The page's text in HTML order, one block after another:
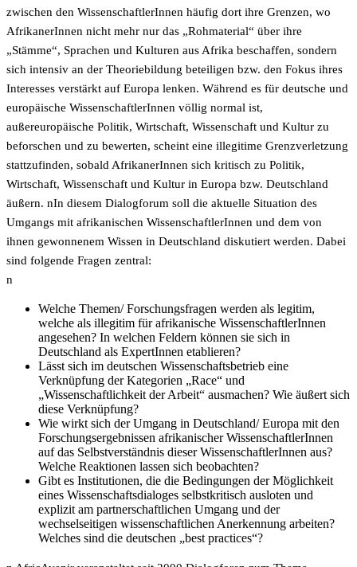
zwischen den WissenschaftlerInnen häufig dort ihre Grenzen, wo
AfrikanerInnen nicht mehr nur das „Rohmaterial“ über ihre
„Stämme“, Sprachen und Kulturen aus Afrika beschaffen, sondern
sich intensiv an der Theoriebildung beteiligen bzw. den Fokus ihres
Interesses verstärkt auf Europa lenken. Während es für deutsche und
europäische WissenschaftlerInnen völlig normal ist,
außereuropäische Politik, Wirtschaft, Wissenschaft und Kultur zu
beforschen und zu bewerten, scheint eine illegitime Grenzverletzung
stattzufinden, sobald AfrikanerInnen sich kritisch zu Politik,
Wirtschaft, Wissenschaft und Kultur in Europa bzw. Deutschland
äußern. nIn diesem Dialogforum soll die aktuelle Situation des
Umgangs mit afrikanischen WissenschaftlerInnen und dem von
ihnen gewonnenem Wissen in Deutschland diskutiert werden. Dabei
sind folgende Fragen zentral:
n
Welche Themen/ Forschungsfragen werden als legitim,
welche als illegitim für afrikanische WissenschaftlerInnen
angesehen? In welchen Feldern können sie sich in
Deutschland als ExpertInnen etablieren?
Lässt sich im deutschen Wissenschaftsbetrieb eine
Verknüpfung der Kategorien „Race“ und
„Wissenschaftlichkeit der Arbeit“ ausmachen? Wie äußert sich
diese Verknüpfung?
Wie wirkt sich der Umgang in Deutschland/ Europa mit den
Forschungsergebnissen afrikanischer WissenschaftlerInnen
auf das Selbstverständnis dieser WissenschaftlerInnen aus?
Welche Reaktionen lassen sich beobachten?
Gibt es Institutionen, die die Bedingungen der Möglichkeit
eines Wissenschaftsdialoges selbstkritisch ausloten und
explizit am partnerschaftlichen Umgang und der
wechselseitigen wissenschaftlichen Anerkennung arbeiten?
Welches sind die deutschen „best practices“?